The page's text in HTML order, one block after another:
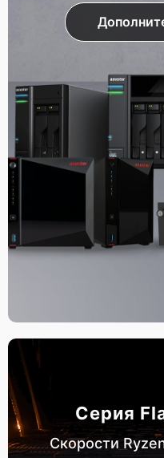
Серия
Скорости